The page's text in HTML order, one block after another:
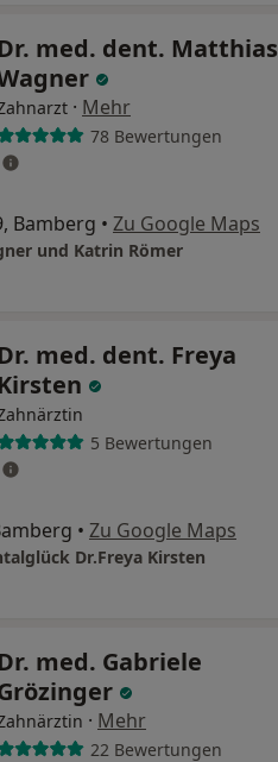
Dr. med. dent. Matthias
· Mehr
78 Bewertungen
Bamberg • Zu Google Maps
und Katrin Römer
Dr. med. dent. Freya
Kirsten
5 Bewertungen
• Zu Google Maps
Dr.Freya Kirsten
Dr. med. Gabriele
· Mehr
22 Bewertungen